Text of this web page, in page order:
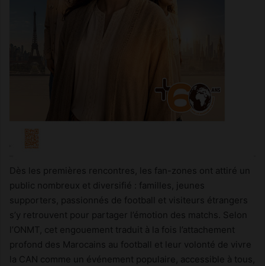
Dès les premières rencontres, les fan-zones ont attiré un
public nombreux et diversifié : familles, jeunes
supporters, passionnés de football et visiteurs étrangers
s’y retrouvent pour partager l’émotion des matchs. Selon
l’ONMT, cet engouement traduit à la fois l’attachement
profond des Marocains au football et leur volonté de vivre
la CAN comme un événement populaire, accessible à tous,